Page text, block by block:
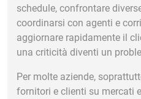
schedule, confrontare
coordinarsi con agenti e
aggiornare rapidamente il
una criticità diventi un
Per molte aziende,
fornitori e clienti su mercati